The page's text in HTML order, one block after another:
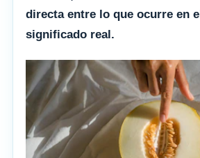
directa entre lo que ocurre en
significado real.